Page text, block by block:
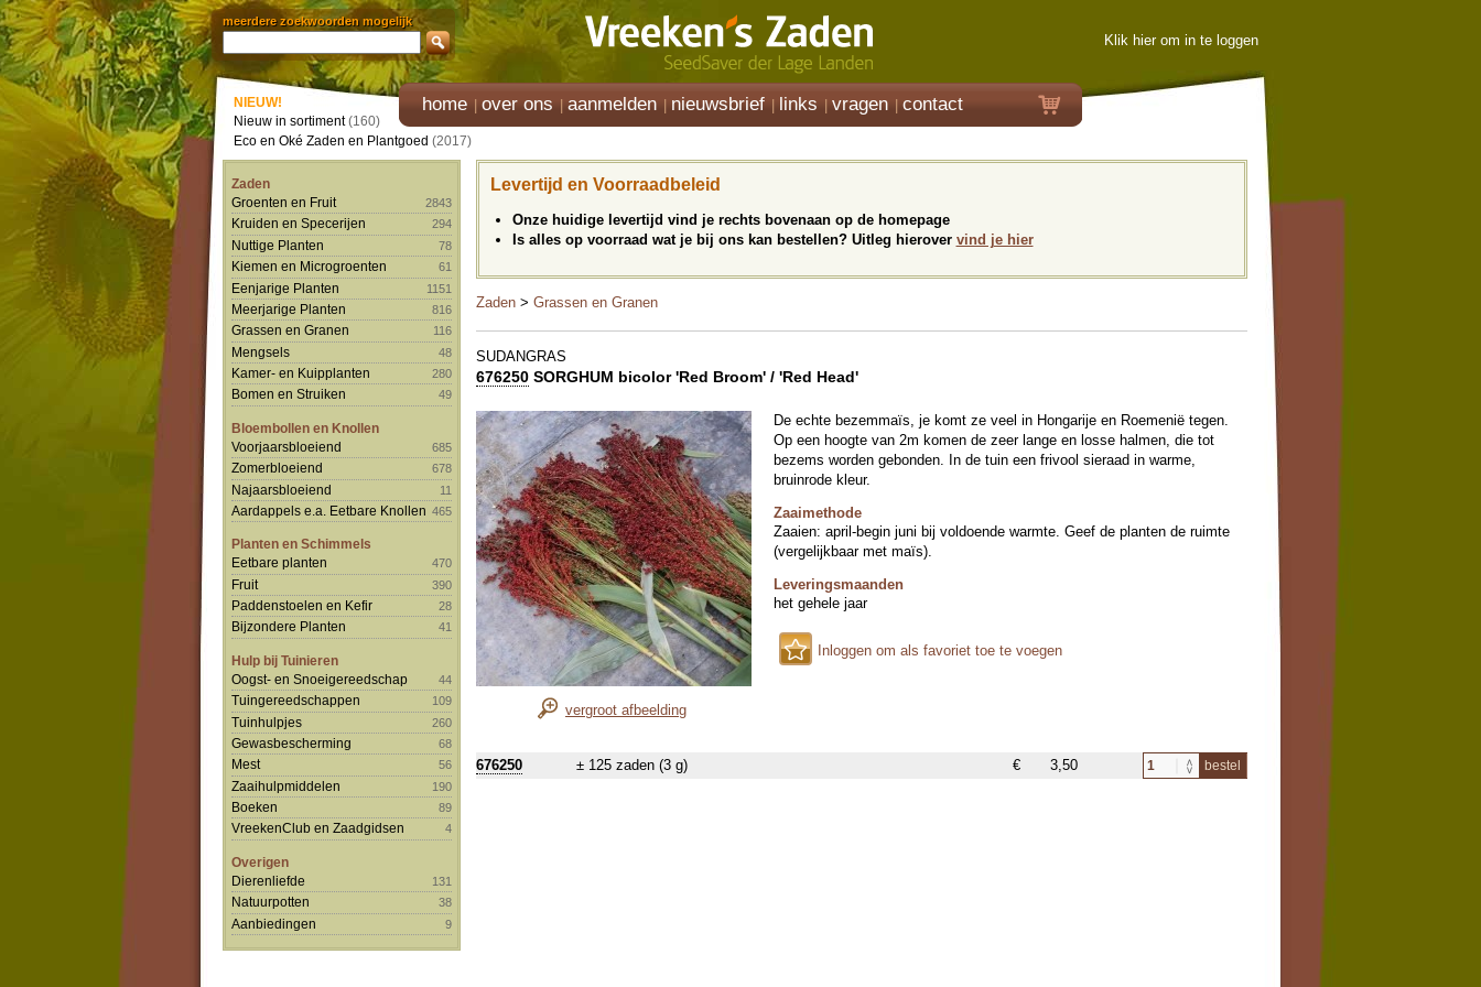
meerdere zoekwoorden mogelijk
Klik hier om in te loggen
home over ons aanmelden nieuwsbrief links vragen contact
NIEUW!
Nieuw in sortiment(160)
Eco en Oké Zaden en Plantgoed (2017)
Zaden
Groenten en Fruit
2843
Kruiden en Specerijen 294
Nuttige Planten 78
Kiemen en Microgroenten 61
Eenjarige Planten 1151
Meerjarige Planten 816
Grassen en Granen 116
Mengsels 48
Kamer- en Kuipplanten 280
Bomen en Struiken 49
Bloembollen en Knollen
Voorjaarsbloeiend
685
Zomerbloeiend 678
Najaarsbloeiend 11
Aardappels e.a. Eetbare Knollen 465
Planten en Schimmels
Eetbare planten
470
Fruit 390
Paddenstoelen en Kefir 28
Bijzondere Planten 41
Hulp bij Tuinieren
Oogst- en Snoeigereedschap
44
Tuingereedschappen 109
Tuinhulpjes 260
Gewasbescherming 68
Mest 56
Zaaihulpmiddelen 190
Boeken 89
VreekenClub en Zaadgidsen 4
Overigen
Dierenliefde
131
Natuurpotten 38
Aanbiedingen 9
Levertijd en Voorraadbeleid
Onze huidige levertijd vind je rechts bovenaan op de homepage
Is alles op voorraad wat je bij ons kan bestellen? Uitleg hierover vind je hier
Zaden > Grassen en Granen
SUDANGRAS
676250 SORGHUM bicolor 'Red Broom' / 'Red Head'
vergroot afbeelding
De echte bezemmaïs, je komt ze veel in Hongarije en Roemenië tegen.
Op een hoogte van 2m komen de zeer lange en losse halmen, die tot
bezems worden gebonden. In de tuin een frivool sieraad in warme,
bruinrode kleur.
Zaaimethode
Zaaien: april-begin juni bij voldoende warmte. Geef de planten de ruimte
(vergelijkbaar met maïs).
Leveringsmaanden
het gehele jaar
Inloggen om als favoriet toe te voegen
676250 ± 125 zaden (3 g) € 3,50 bestel